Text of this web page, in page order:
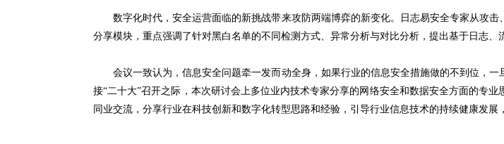
数字化时代，安全运营面临的新挑战带来攻防两端博弈的新变化。日志易安全专家从攻击
分享模块，重点强调了针对黑白名单的不同检测方式、异常分析与对比分析，提出基于日志、
会议一致认为，信息安全问题牵一发而动全身，如果行业的信息安全措施做的不到位，一
接“二十大”召开之际，本次研讨会上多位业内技术专家分享的网络安全和数据安全方面的专
同业交流，分享行业在科技创新和数字化转型思路和经验，引导行业信息技术的持续健康发